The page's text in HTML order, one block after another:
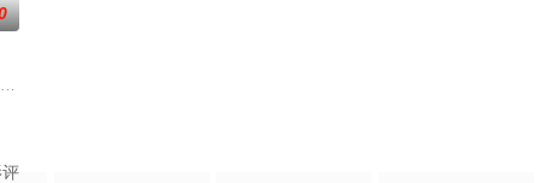
准备着他们盛大
屋的甜甜圈如此起誓。她们毕业以后，分别在各自
音）是一个乐感极好的普通中学生，听过一遍的曲子就能记下来，他暗恋着